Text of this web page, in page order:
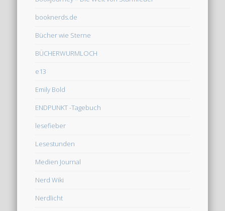
booknerds.de
Bücher wie Sterne
BÜCHERWURMLOCH
e13
Emily Bold
ENDPUNKT -Tagebuch
lesefieber
Lesestunden
Medien Journal
Nerd Wiki
Nerdlicht